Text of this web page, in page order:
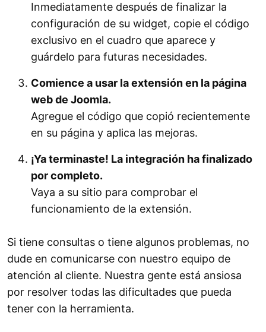
Inmediatamente después de finalizar la
configuración de su widget, copie el código
exclusivo en el cuadro que aparece y
guárdelo para futuras necesidades.
Comience a usar la extensión en la página
web de Joomla.
Agregue el código que copió recientemente
en su página y aplica las mejoras.
¡Ya terminaste! La integración ha finalizado
por completo.
Vaya a su sitio para comprobar el
funcionamiento de la extensión.
Si tiene consultas o tiene algunos problemas, no
dude en comunicarse con nuestro equipo de
atención al cliente. Nuestra gente está ansiosa
por resolver todas las dificultades que pueda
tener con la herramienta.